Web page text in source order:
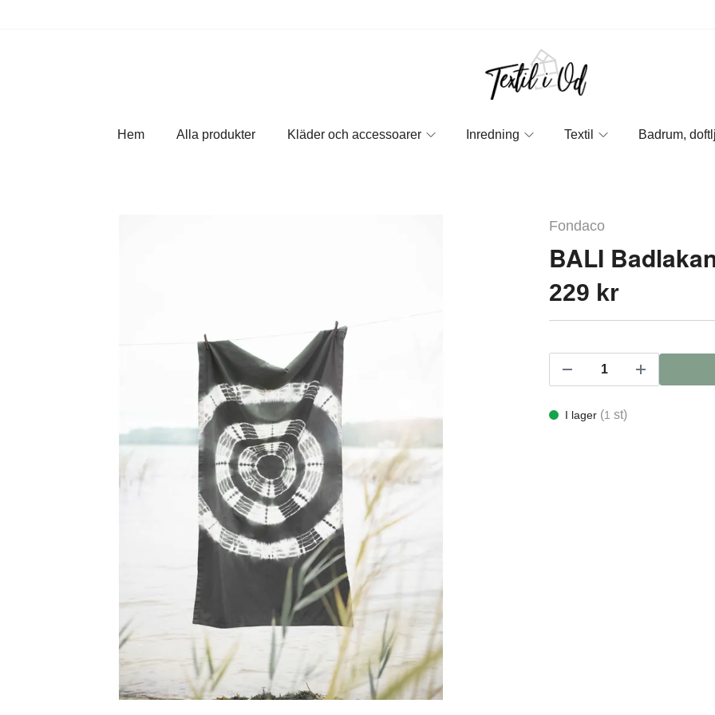
Hem Alla produkter Kläder och accessoarer Inredning Textil Badrum,
Fondaco
BALI
229 kr
I lager (1 st)